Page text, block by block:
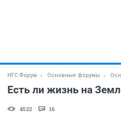
НГС.Форум Основные форумы
Есть ли жизнь на
4522 16